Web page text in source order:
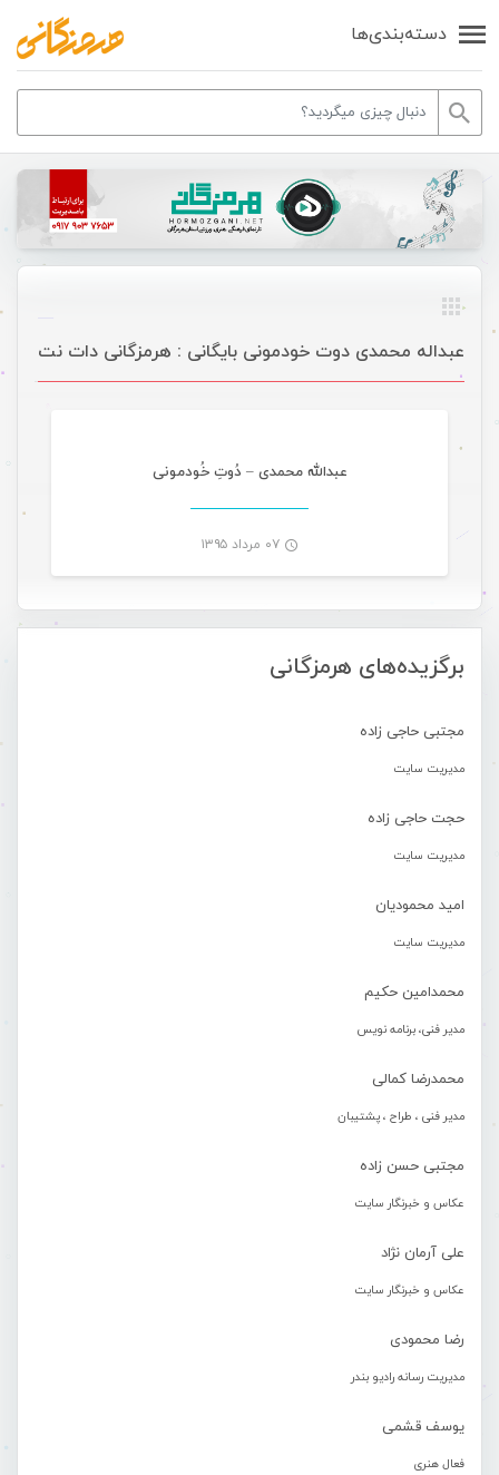
دسته‌بندی‌ها
برگزیده‌های هرمزگانی
مجتبی حاجی زاده
مدیریت سایت
حجت حاجی زاده
مدیریت سایت
امید محمودیان
مدیریت سایت
محمدامین حکیم
مدیر فنی، برنامه نویس
محمدرضا کمالی
مدیر فنی ، طراح ، پشتیبان
مجتبی حسن زاده
عکاس و خبرنگار سایت
علی آرمان نژاد
عکاس و خبرنگار سایت
رضا محمودی
مدیریت رسانه رادیو بندر
یوسف قشمی
فعال هنری
عبداله محمدی دوت خودمونی بایگانی : هرمزگانی دات نت
عبدالله محمدی – دُوتِ خُودمونی
۰۷ مرداد ۱۳۹۵